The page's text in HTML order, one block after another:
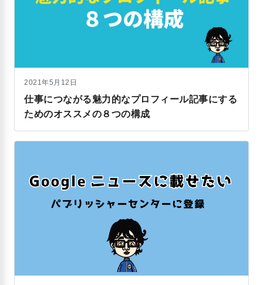
2021年5月12日
仕事につながる魅力的なプロフィール記事にする
ためのオススメの８つの構成